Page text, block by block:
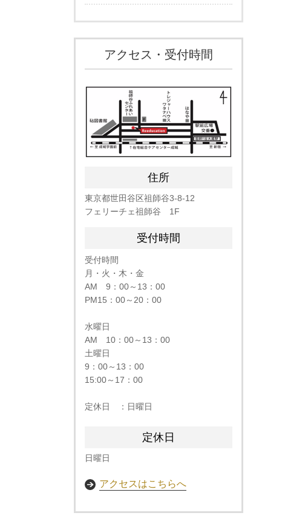
アクセス・受付時間
住所
東京都世田谷区祖師谷3-8-12
フェリーチェ祖師谷 1F
受付時間
受付時間
月・火・木・金
AM 9：00～13：00
PM15：00～20：00
水曜日
AM 10：00～13：00
土曜日
9：00～13：00
15:00～17：00​
定休日 ：日曜日
定休日
日曜日
アクセスはこちらへ